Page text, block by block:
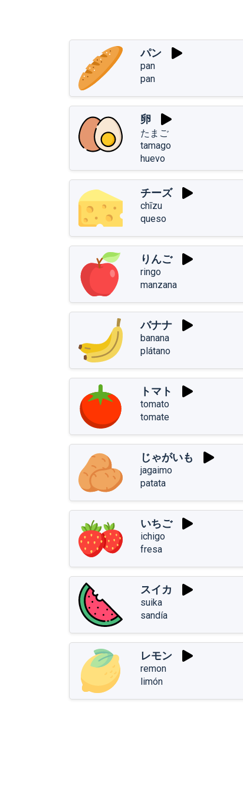
パン
pan
pan
卵
たまご
tamago
huevo
チーズ
chīzu
queso
りんご
ringo
manzana
バナナ
banana
plátano
トマト
tomato
tomate
じゃがいも
jagaimo
patata
いちご
ichigo
fresa
スイカ
suika
sandía
レモン
remon
limón